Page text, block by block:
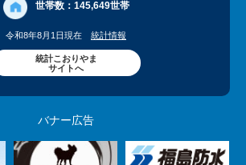
世帯数： 145,649世帯
令和8年8月1日現在 統計情報
統計こおりやま
サイトへ
バナー広告